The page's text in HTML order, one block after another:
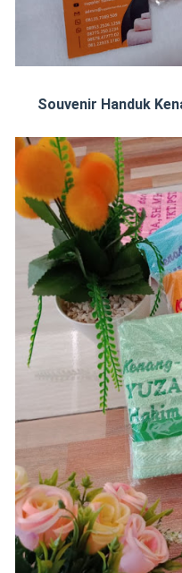
Souvenir Handuk